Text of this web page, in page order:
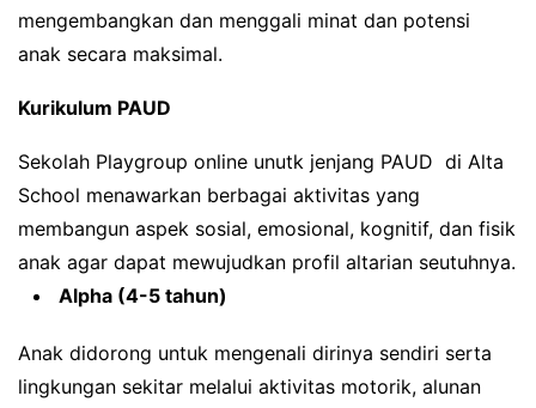
mengembangkan dan menggali minat dan potensi
anak secara maksimal.
Kurikulum PAUD
Sekolah Playgroup online unutk jenjang PAUD di Alta
School menawarkan berbagai aktivitas yang
membangun aspek sosial, emosional, kognitif, dan fisik
anak agar dapat mewujudkan profil altarian seutuhnya.
Alpha (4-5 tahun)
Anak didorong untuk mengenali dirinya sendiri serta
lingkungan sekitar melalui aktivitas motorik, alunan